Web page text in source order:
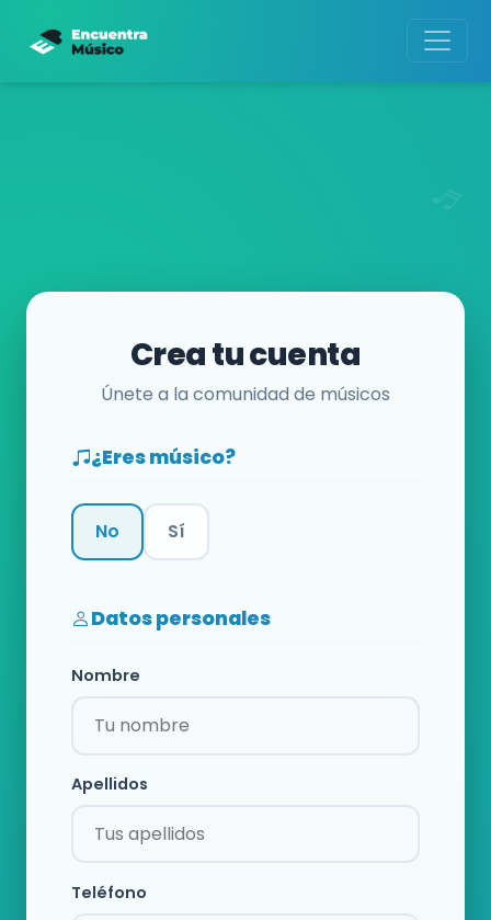
Crea tu cuenta
Únete a la comunidad de músicos
¿Eres músico?
No Sí
Datos personales
Nombre
Apellidos
Teléfono